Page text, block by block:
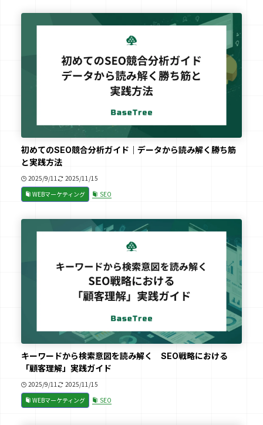
初めてのSEO競合分析ガイド｜データから読み解く勝ち筋
と実践方法
2025/9/11
2025/11/15
WEBマーケティング
SEO
キーワードから検索意図を読み解く SEO戦略における
「顧客理解」実践ガイド
2025/9/11
2025/11/15
WEBマーケティング
SEO